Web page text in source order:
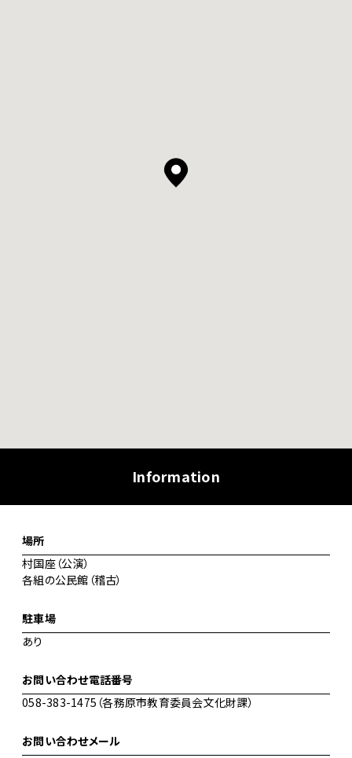
Information
場所
村国座（公演）
各組の公民館（稽古）
駐車場
あり
お問い合わせ電話番号
058-383-1475（各務原市教育委員会文化財課）
お問い合わせメール